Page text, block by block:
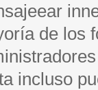
de los
incluso